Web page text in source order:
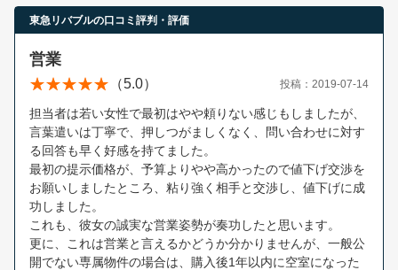
東急リバブルの口コミ評判・評価
営業
（5.0） 投稿：2019-07-14
担当者は若い女性で最初はやや頼りない感じもしましたが、
言葉遣いは丁寧で、押しつがましくなく、問い合わせに対す
る回答も早く好感を持てました。
最初の提示価格が、予算よりやや高かったので値下げ交渉を
お願いしましたところ、粘り強く相手と交渉し、値下げに成
功しました。
これも、彼女の誠実な営業姿勢が奏功したと思います。
更に、これは営業と言えるかどうか分かりませんが、一般公
開でない専属物件の場合は、購入後1年以内に空室になった